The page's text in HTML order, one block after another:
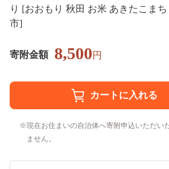
り [おおもり 秋田 お米 あきたこま
市]
寄附金額 8,500円
現在お住まいの自治体へ寄附申込いただい
ません。